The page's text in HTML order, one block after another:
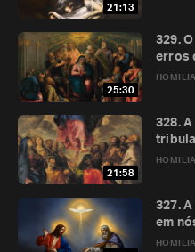
21:13
25:30
329.
erros
21:58
328.
327.
em